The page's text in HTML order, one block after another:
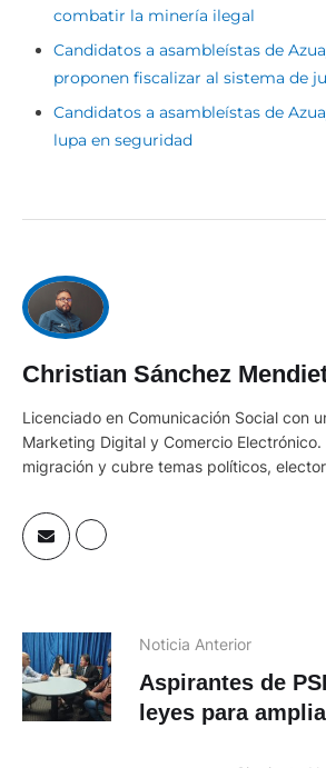
Candidatos a asambleístas de
proponen fiscalizar al sistema de
Candidatos a asambleístas de
lupa en seguridad
Christian Sánchez
Licenciado en Comunicación Social con
Marketing Digital y Comercio Electrónico.
migración y cubre temas políticos,
Aspirantes de
leyes para
educativa y